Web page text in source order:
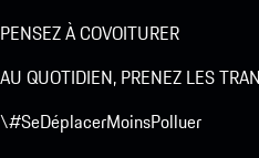
PENSEZ À COVOITURER
AU QUOTIDIEN, PRENEZ LES
\#SeDéplacerMoinsPolluer